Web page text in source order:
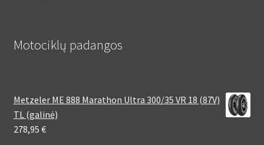
Motociklų padangos
Metzeler ME 888 Marathon Ultra 300/35 VR 18 (87V)
TL (galinė)
278,95 €